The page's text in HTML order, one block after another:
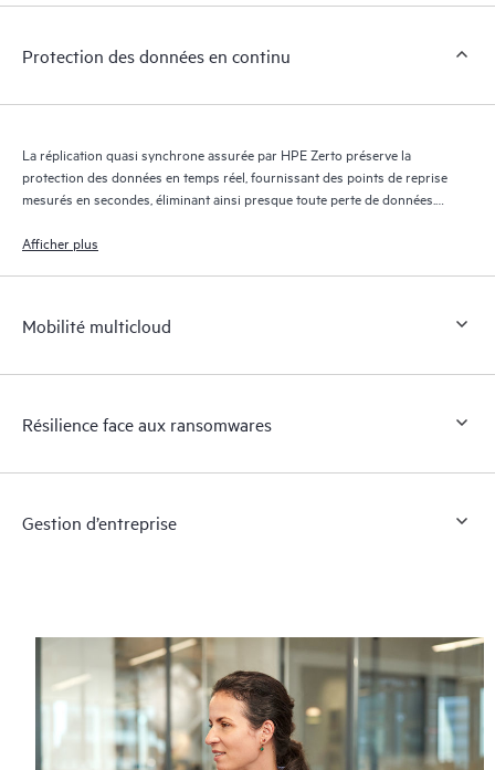
Protection des données en continu
La réplication quasi synchrone assurée par HPE Zerto préserve la
protection des données en temps réel, fournissant des points de reprise
mesurés en secondes, éliminant ainsi presque toute perte de données.
reprise pendant 30 jours maximum, offrant une reprise granulaire et
Afficher plus
Mobilité multicloud
Résilience face aux ransomwares
Gestion d’entreprise